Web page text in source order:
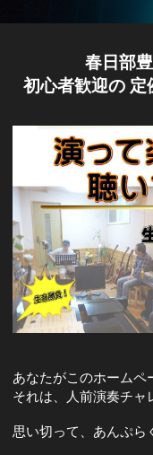
春日部
初心者歓迎の
あなたがこのホームペ
それは、人前演奏チャ
思い切って、あんぷら